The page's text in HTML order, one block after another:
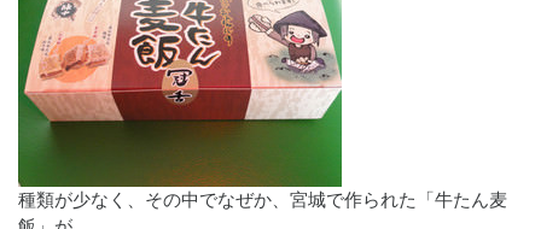
種類が少なく、その中でなぜか、宮城で作られた「牛たん麦